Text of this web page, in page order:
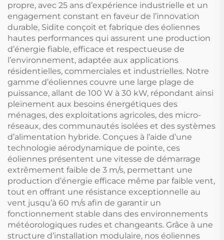
propre, avec 25 ans d’expérience industrielle et un
engagement constant en faveur de l’innovation
durable, Sidite conçoit et fabrique des éoliennes
hautes performances qui assurent une production
d’énergie fiable, efficace et respectueuse de
l’environnement, adaptée aux applications
résidentielles, commerciales et industrielles. Notre
gamme d’éoliennes couvre une large plage de
puissance, allant de 100 W à 30 kW, répondant ainsi
pleinement aux besoins énergétiques des
ménages, des exploitations agricoles, des micro-
réseaux, des communautés isolées et des systèmes
d’alimentation hybride. Conçues à l’aide d’une
technologie aérodynamique de pointe, ces
éoliennes présentent une vitesse de démarrage
extrêmement faible de 3 m/s, permettant une
production d’énergie efficace même par faible vent,
tout en offrant une résistance exceptionnelle au
vent jusqu’à 60 m/s afin de garantir un
fonctionnement stable dans des environnements
météorologiques rudes et changeants. Grâce à une
structure d’installation modulaire, nos éoliennes